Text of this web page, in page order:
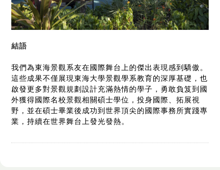
結語
我們為東海景觀系友在國際舞台上的傑出表現感到驕傲。
這些成果不僅展現東海大學景觀學系教育的深厚基礎，也
啟發更多對景觀規劃設計充滿熱情的學子，勇敢負笈到國
外獲得國際名校景觀相關碩士學位，投身國際、拓展視
野，並在碩士畢業後成功到世界頂尖的國際事務所實踐專
業，持續在世界舞台上發光發熱。